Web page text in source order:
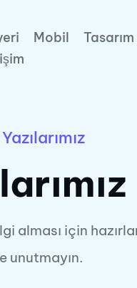
Mobil
Tasarım
alması için
unutmayın.